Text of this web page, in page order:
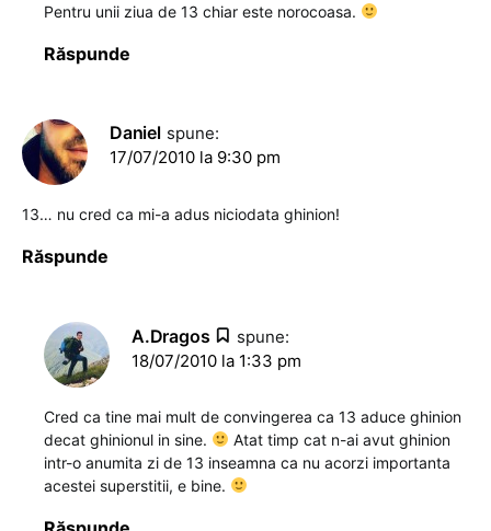
Pentru unii ziua de 13 chiar este norocoasa.
Răspunde
Daniel spune:
17/07/2010 la 9:30 pm
13… nu cred ca mi-a adus niciodata ghinion!
Răspunde
A.Dragos
spune:
18/07/2010 la 1:33 pm
Cred ca tine mai mult de convingerea ca 13 aduce ghinion
decat ghinionul in sine.
Atat timp cat n-ai avut ghinion
intr-o anumita zi de 13 inseamna ca nu acorzi importanta
acestei superstitii, e bine.